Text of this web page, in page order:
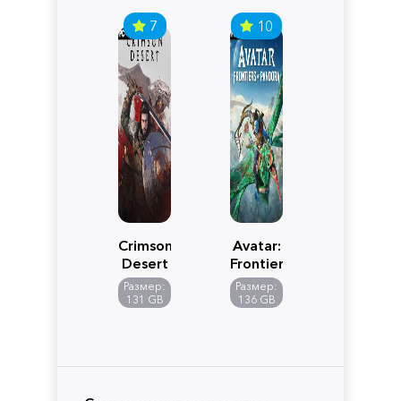
7
Crimson
Desert
Размер:
131 GB
10
Avatar:
Frontiers
of
Pandora
Размер:
136 GB